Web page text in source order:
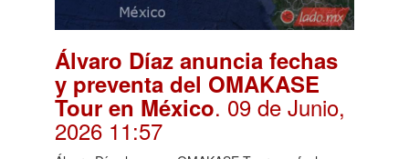
Álvaro Díaz anuncia fechas
y preventa del OMAKASE
Tour en México. 09 de Junio,
2026 11:57